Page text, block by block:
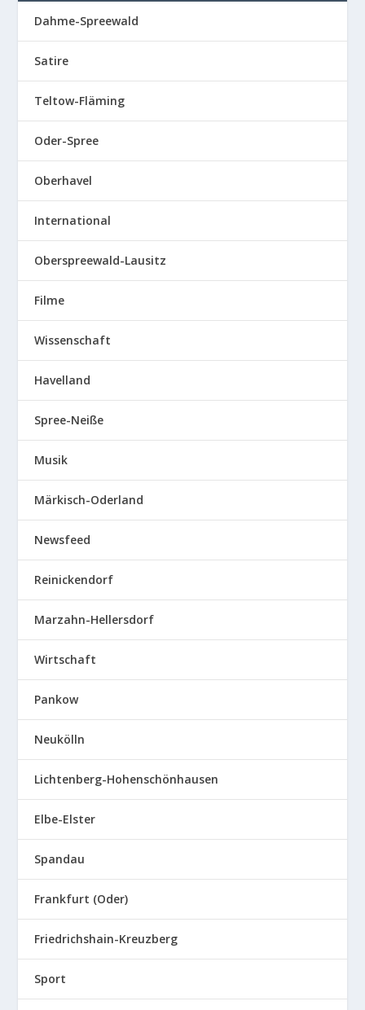
Dahme-Spreewald
Satire
Teltow-Fläming
Oder-Spree
Oberhavel
International
Oberspreewald-Lausitz
Filme
Wissenschaft
Havelland
Spree-Neiße
Musik
Märkisch-Oderland
Newsfeed
Reinickendorf
Marzahn-Hellersdorf
Wirtschaft
Pankow
Neukölln
Lichtenberg-Hohenschönhausen
Elbe-Elster
Spandau
Frankfurt (Oder)
Friedrichshain-Kreuzberg
Sport